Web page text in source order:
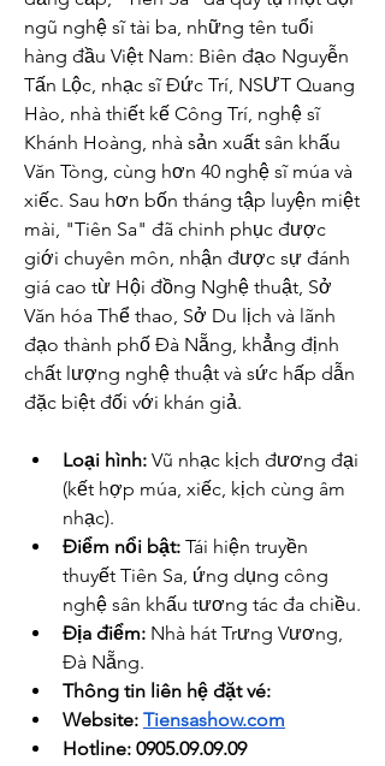
ngũ nghệ sĩ tài ba, những tên tuổi
hàng đầu Việt Nam: Biên đạo Nguyễn
Tấn Lộc, nhạc sĩ Đức Trí, NSƯT Quang
Hào, nhà thiết kế Công Trí, nghệ sĩ
Khánh Hoàng, nhà sản xuất sân khấu
Văn Tòng, cùng hơn 40 nghệ sĩ múa và
xiếc. Sau hơn bốn tháng tập luyện miệt
mài, "Tiên Sa" đã chinh phục được
giới chuyên môn, nhận được sự đánh
giá cao từ Hội đồng Nghệ thuật, Sở
Văn hóa Thể thao, Sở Du lịch và lãnh
đạo thành phố Đà Nẵng, khẳng định
chất lượng nghệ thuật và sức hấp dẫn
đặc biệt đối với khán giả.
Loại hình: Vũ nhạc kịch đương đại
(kết hợp múa, xiếc, kịch cùng âm
nhạc).
Điểm nổi bật: Tái hiện truyền
thuyết Tiên Sa, ứng dụng công
nghệ sân khấu tương tác đa chiều.
Địa điểm: Nhà hát Trưng Vương,
Đà Nẵng.
Thông tin liên hệ đặt vé:
Website: Tiensashow.com
Hotline: 0905.09.09.09